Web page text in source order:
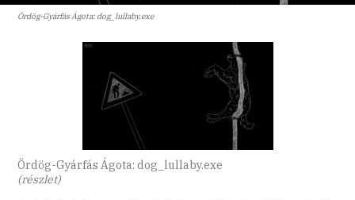
Ördög-Gyárfás Ágota: dog_lullaby.exe
Ördög-Gyárfás Ágota: dog_lullaby.exe
(részlet)